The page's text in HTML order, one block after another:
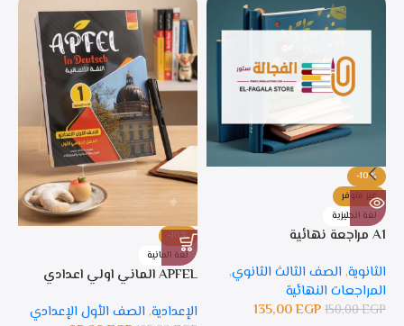
-10%
غير متوفر
لغة انجليزية
A1 مراجعة نهائية
الثانوية, الصف الثالث الثانوي,
المراجعات النهائية
150,00EGP
135,00EGP
-10%
لغة المانية
APFEL الماني اولي اعدادي
الإعدادية, الصف الأول الإعدادي